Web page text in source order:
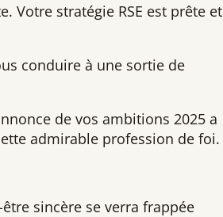
Votre stratégie RSE est prête et
conduire à une sortie de
de vos ambitions 2025 a
admirable profession de foi.
sincère se verra frappée